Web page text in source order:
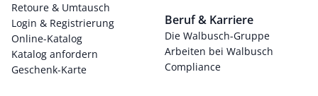
Retoure & Umtausch
Login & Registrierung
Online-Katalog
Katalog anfordern
Geschenk-Karte
Beruf & Karriere
Die Walbusch-Gruppe
Arbeiten bei Walbusch
Compliance